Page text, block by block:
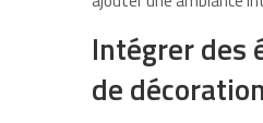
Intégrer des
de décoration